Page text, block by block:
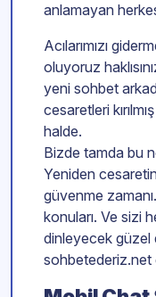
anlamayan
Acılarımızı
oluyoruz
yeni sohbet
cesaretleri
halde.
Bizde tamda bu
Yeniden
güvenme
konuları. Ve sizi
dinleyecek güzel
sohbetederiz.net